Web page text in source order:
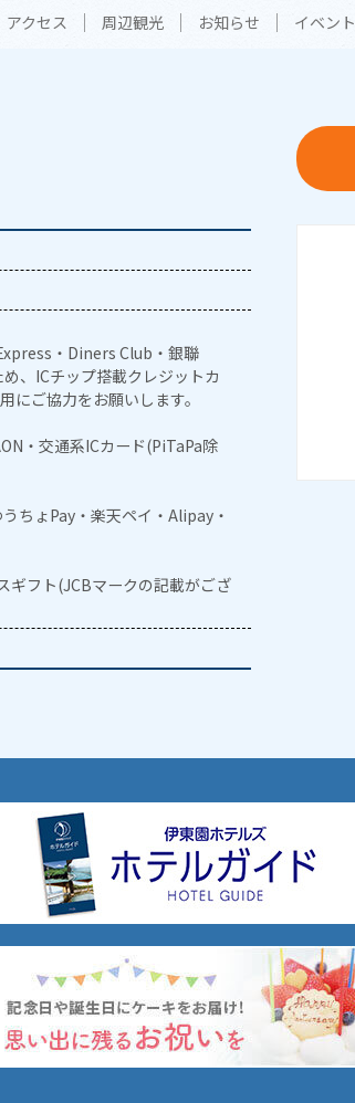
アクセス 周辺観光 お知らせ イベント
・Diners Club・銀聯
、ICチップ搭載クレジットカ
にご協力をお願いします。
・交通系ICカード(PiTaPa除
ちょPay・楽天ペイ・Alipay・
ギフト(JCBマークの記載がござ